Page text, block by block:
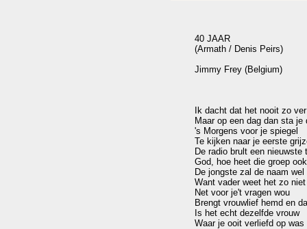
40 JAAR
(Armath / Denis Peirs)
Jimmy Frey (Belgium)
Ik dacht dat het nooit zo
Maar op een dag dan sta je
's Morgens voor je spiegel
Te kijken naar je eerste
De radio brult een nieuwste
God, hoe heet die groep
De jongste zal de naam wel
Want vader weet het zo
Net voor je't vragen wou
Brengt vrouwlief hemd en
Is het echt dezelfde vrouw
Waar je ooit verliefd op was